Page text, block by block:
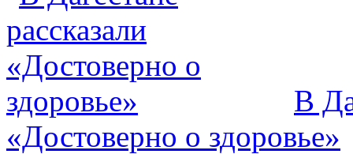
В
«Достоверно о здоровье»